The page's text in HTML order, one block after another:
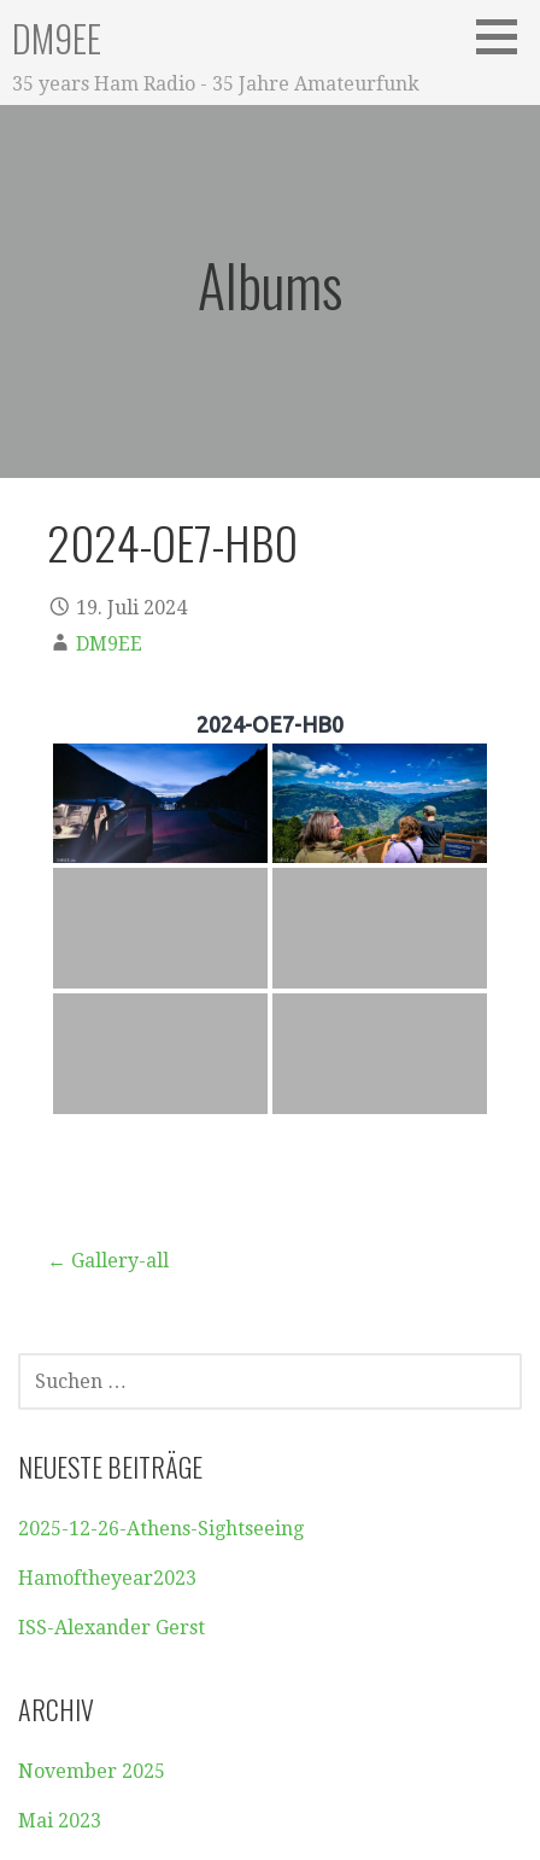
Inhalt
springen
DM9EE
35 years Ham Radio - 35 Jahre Amateurfunk
Albums
2024-OE7-HB0
19. Juli 2024
DM9EE
2024-OE7-HB0
Beitragsnavigation
← Gallery-all
SUCHEN
NACH:
NEUESTE BEITRÄGE
2025-12-26-Athens-Sightseeing
Hamoftheyear2023
ISS-Alexander Gerst
ARCHIV
November 2025
Mai 2023